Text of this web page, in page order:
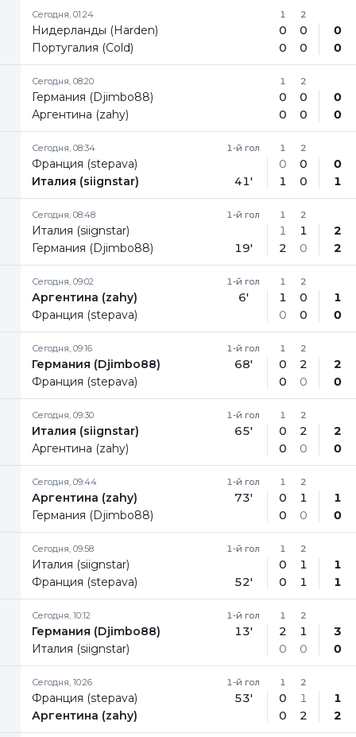
Сегодня, 01:24
Нидерланды (Harden)
Португалия (Cold)
1
0
0
2
0
0
0
0
Сегодня, 08:20
Германия (Djimbo88)
Аргентина (zahy)
1
0
0
2
0
0
0
0
Сегодня, 08:34
Франция (stepava)
Италия (siignstar)
1-й гол
41'
1
0
1
2
0
0
0
1
Сегодня, 08:48
Италия (siignstar)
Германия (Djimbo88)
1-й гол
19'
1
1
2
2
1
0
2
2
Сегодня, 09:02
Аргентина (zahy)
Франция (stepava)
1-й гол
6'
1
1
0
2
0
0
1
0
Сегодня, 09:16
Германия (Djimbo88)
Франция (stepava)
1-й гол
68'
1
0
0
2
2
0
2
0
Сегодня, 09:30
Италия (siignstar)
Аргентина (zahy)
1-й гол
65'
1
0
0
2
2
0
2
0
Сегодня, 09:44
Аргентина (zahy)
Германия (Djimbo88)
1-й гол
73'
1
0
0
2
1
0
1
0
Сегодня, 09:58
Италия (siignstar)
Франция (stepava)
1-й гол
52'
1
0
0
2
1
1
1
1
Сегодня, 10:12
Германия (Djimbo88)
Италия (siignstar)
1-й гол
13'
1
2
0
2
1
0
3
0
Сегодня, 10:26
Франция (stepava)
Аргентина (zahy)
1-й гол
53'
1
0
0
2
1
2
1
2